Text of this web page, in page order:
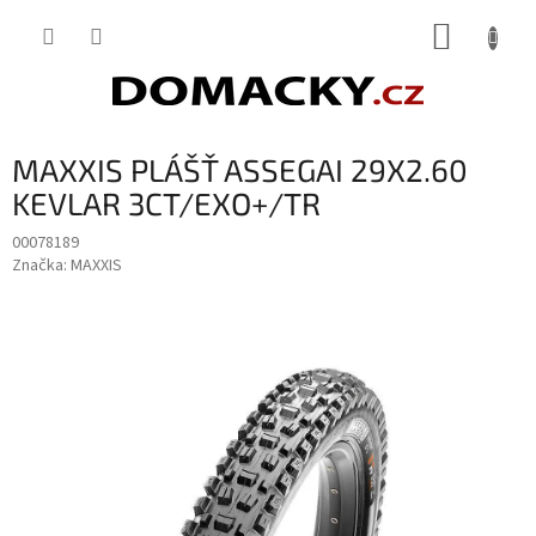
MAXXIS PLÁŠŤ ASSEGAI 29X2.60
KEVLAR 3CT/EXO+/TR
00078189
Značka: MAXXIS